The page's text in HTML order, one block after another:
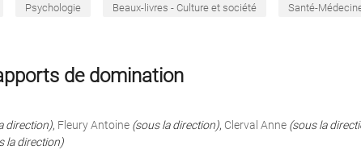
Psychologie Beaux-livres - Culture et société Santé-
de domination
direction), Fleury Antoine (sous la direction), Clerval Anne (sous la
la direction)